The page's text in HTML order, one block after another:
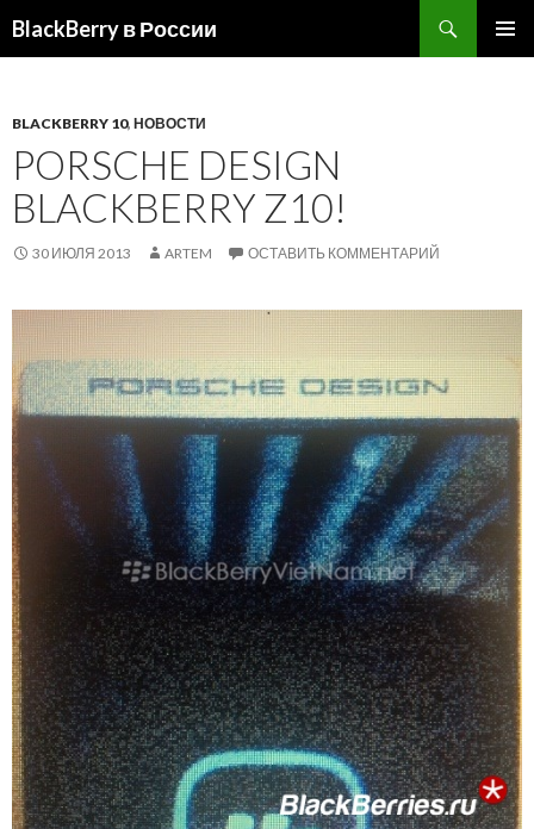
BlackBerry в России
BLACKBERRY 10, НОВОСТИ
PORSCHE DESIGN
BLACKBERRY Z10!
30 ИЮЛЯ 2013 ARTEM ОСТАВИТЬ КОММЕНТАРИЙ